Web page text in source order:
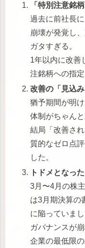
「特別注意銘
過去に前社長
崩壊が発覚し
ガタすぎる。
1年以内に改善
注銘柄への指
改善の「見込
猶予期間が明
体制がちゃん
結局「改善さ
質的なゼロ点
した。
トドメとなっ
3月〜4月の株
は3月期決算の
に陥っていまし
ガバナンスが
企業の最低限